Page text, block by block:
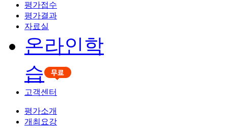
평가접수
평가결과
자료실
온라인학
습
고객센터
평가소개
개최요강